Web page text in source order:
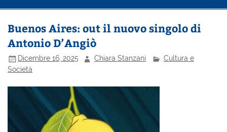
Buenos Aires: out il nuovo singolo di
Antonio D’Angiò
Dicembre 16, 2025 Chiara Stanzani
Cultura e
Società